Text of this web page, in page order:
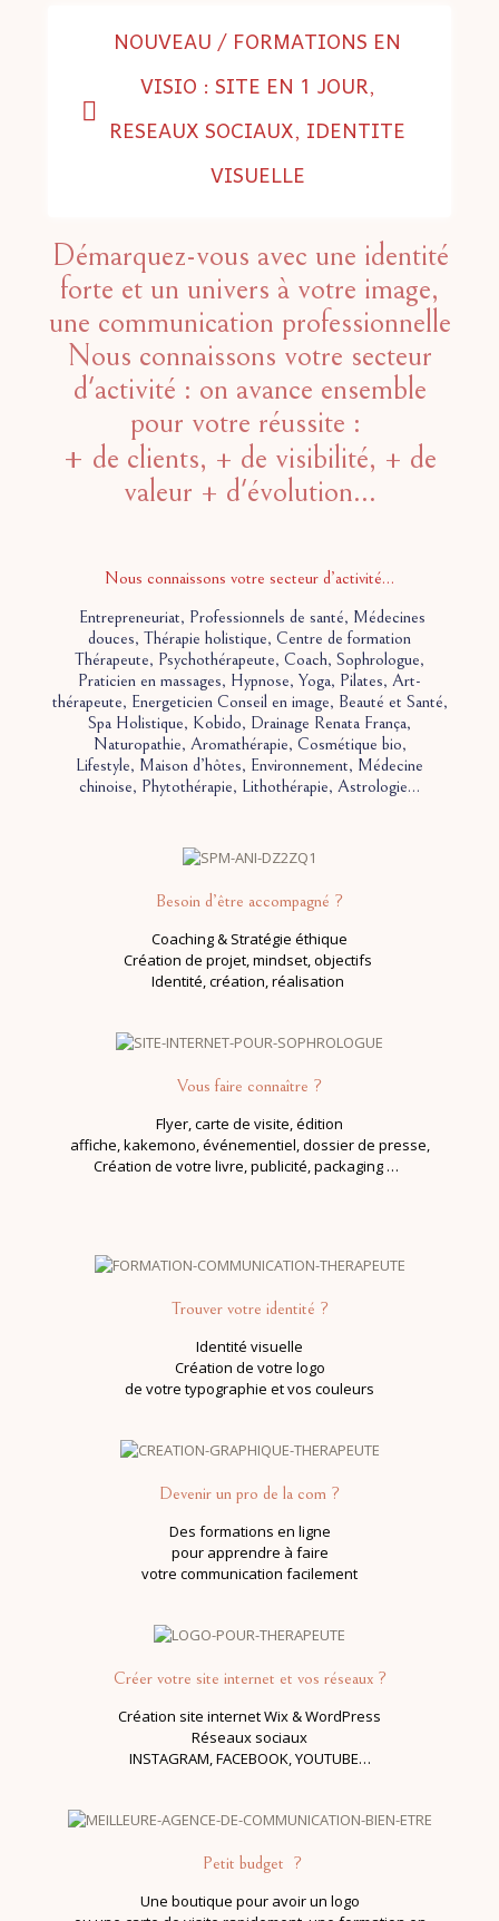
NOUVEAU / FORMATIONS EN
VISIO : SITE EN 1 JOUR,
RESEAUX SOCIAUX, IDENTITE
VISUELLE
Démarquez-vous avec une identité
forte et un univers à votre image,
une communication professionnelle
Nous connaissons votre secteur
d'activité : on avance ensemble
pour votre réussite :
+ de clients, + de visibilité, + de
valeur + d'évolution...
Nous connaissons votre secteur d’activité…
Entrepreneuriat, Professionnels de santé, Médecines
douces, Thérapie holistique, Centre de formation
Thérapeute, Psychothérapeute, Coach, Sophrologue,
Praticien en massages, Hypnose, Yoga, Pilates, Art-
thérapeute, Energeticien Conseil en image, Beauté et Santé,
Spa Holistique, Kobido, Drainage Renata França,
Naturopathie, Aromathérapie, Cosmétique bio,
Lifestyle, Maison d’hôtes, Environnement, Médecine
chinoise, Phytothérapie, Lithothérapie, Astrologie…
Besoin d’être accompagné ?
Coaching & Stratégie éthique
Création de projet,mindset, objectifs
Identité, création, réalisation
Vous faire connaître ?
Flyer, carte de visite, édition
affiche, kakemono, événementiel, dossier de presse,
Création de votre livre, publicité, packaging …
Trouver votre identité ?
Identité visuelle
Création de votre logo
de votre typographie et vos couleurs
Devenir un pro de la com ?
Des formations en ligne
pour apprendre à faire
votre communication facilement
Créer votre site internet et vos réseaux?
Création site internet Wix & WordPress
Réseaux sociaux
INSTAGRAM, FACEBOOK, YOUTUBE…
Petit budget ?
Une boutique pour avoir un logo